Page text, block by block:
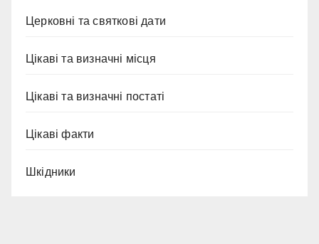
Церковні та святкові дати
Цікаві та визначні місця
Цікаві та визначні постаті
Цікаві факти
Шкідники